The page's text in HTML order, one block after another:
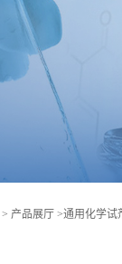
> 产品展厅 >通用化学试